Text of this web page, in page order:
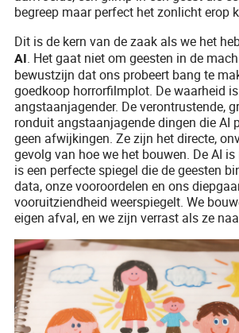
begreep maar perfect het zonlicht erop
Dit is de kern van de zaak als we het
AI. Het gaat niet om geesten in de
bewustzijn dat ons probeert bang te
goedkoop horrorfilmplot. De waarheid
angstaanjagender. De verontrustende,
ronduit angstaanjagende dingen die AI
geen afwijkingen. Ze zijn het directe,
gevolg van hoe we het bouwen. De AI
is een perfecte spiegel die de geesten
data, onze vooroordelen en ons
vooruitziendheid weerspiegelt. We
eigen afval, en we zijn verrast als ze